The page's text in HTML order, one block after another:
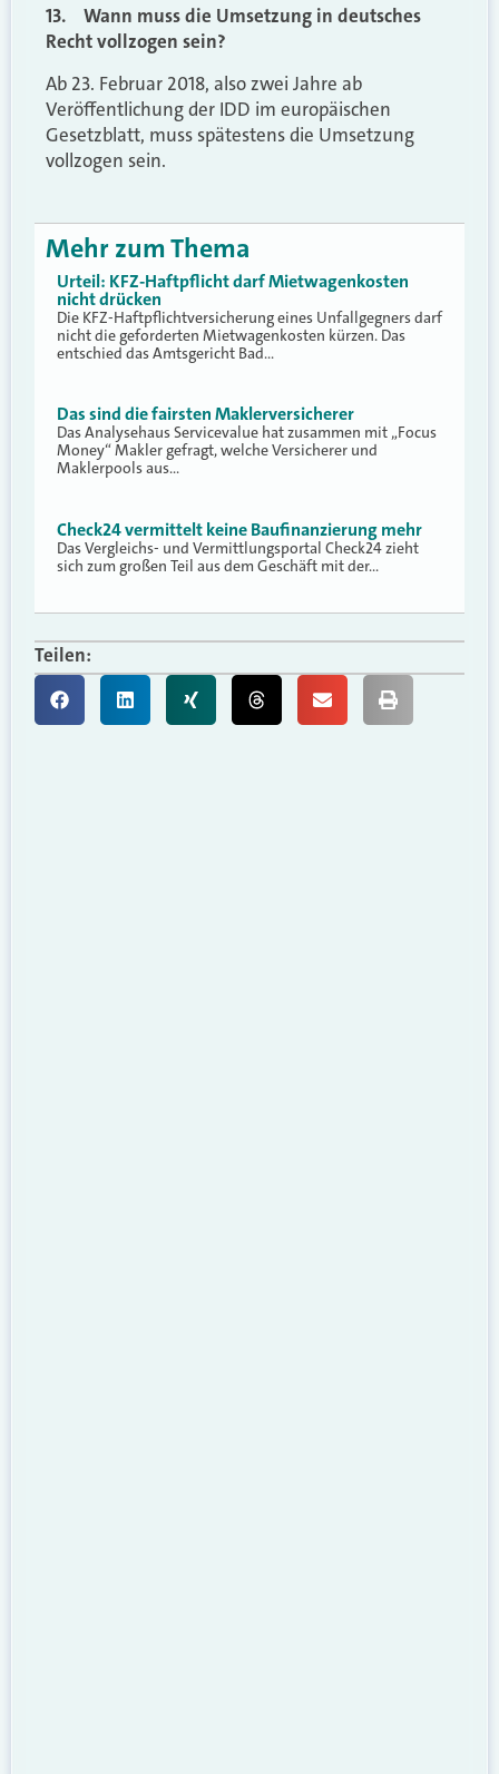
13. Wann muss die Umsetzung in deutsches
Recht vollzogen sein?
Ab 23. Februar 2018, also zwei Jahre ab
Veröffentlichung der IDD im europäischen
Gesetzblatt, muss spätestens die Umsetzung
vollzogen sein.
Mehr zum Thema
Urteil: KFZ-Haftpflicht darf Mietwagenkosten
nicht drücken
Die KFZ-Haftpflichtversicherung eines Unfallgegners darf
nicht die geforderten Mietwagenkosten kürzen. Das
entschied das Amtsgericht Bad…
Das sind die fairsten Maklerversicherer
Das Analysehaus Servicevalue hat zusammen mit „Focus
Money“ Makler gefragt, welche Versicherer und
Maklerpools aus…
Check24 vermittelt keine Baufinanzierung mehr
Das Vergleichs- und Vermittlungsportal Check24 zieht
sich zum großen Teil aus dem Geschäft mit der…
Teilen: